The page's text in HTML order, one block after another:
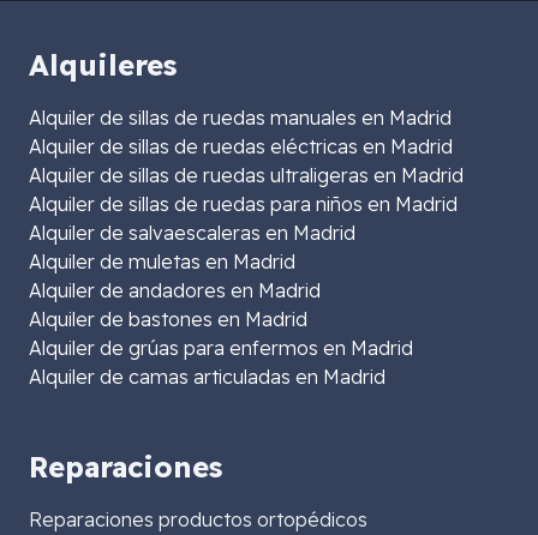
Alquileres
Alquiler de sillas de ruedas manuales en Madrid
Alquiler de sillas de ruedas eléctricas en Madrid
Alquiler de sillas de ruedas ultraligeras en Madrid
Alquiler de sillas de ruedas para niños en Madrid
Alquiler de salvaescaleras en Madrid
Alquiler de muletas en Madrid
Alquiler de andadores en Madrid
Alquiler de bastones en Madrid
Alquiler de grúas para enfermos en Madrid
Alquiler de camas articuladas en Madrid
Reparaciones
Reparaciones productos ortopédicos